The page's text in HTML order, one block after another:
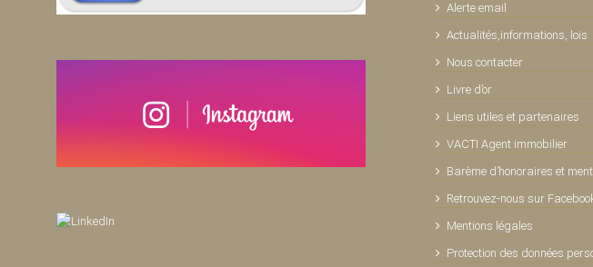
Alerte email
Actualités,informations, lois
Nous contacter
Livre d’or
Liens utiles et partenaires
VACTI Agent immobilier
Barème d’honoraires et
Retrouvez-nous sur
Mentions légales
Protection des données